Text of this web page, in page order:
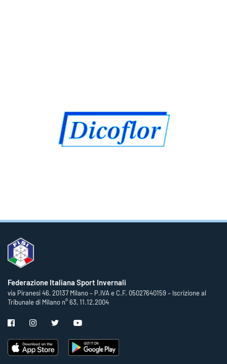
Federazione Italiana Sport Invernali
via Piranesi 46, 20137 Milano – P.IVA e C.F. 05027640159 – Iscrizione al
Tribunale di Milano n° 63, 11.12.2004